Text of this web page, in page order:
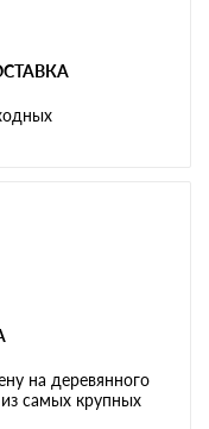
на деревянного
самых крупных